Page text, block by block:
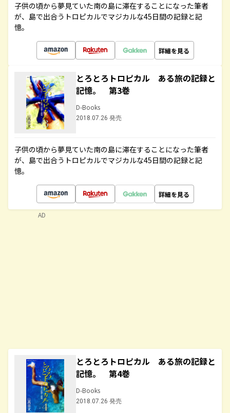
子供の頃から夢見ていた南の島に滞在することになった筆者
が、島で出合うトロピカルでマジカルな45日間の記録と記
憶。
詳細を見る
とろとろトロピカル ある旅の記録と
記憶。 第3巻
D-Books
2018.07.26 発売
子供の頃から夢見ていた南の島に滞在することになった筆者
が、島で出合うトロピカルでマジカルな45日間の記録と記
憶。
詳細を見る
とろとろトロピカル ある旅の記録と
記憶。 第4巻
D-Books
2018.07.26 発売
AD